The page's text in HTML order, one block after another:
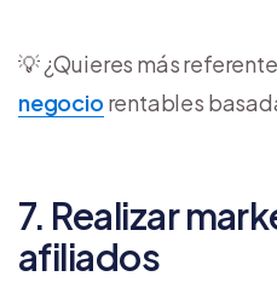
💡 ¿Quieres más
negocio rentables
7. Realizar
afiliados